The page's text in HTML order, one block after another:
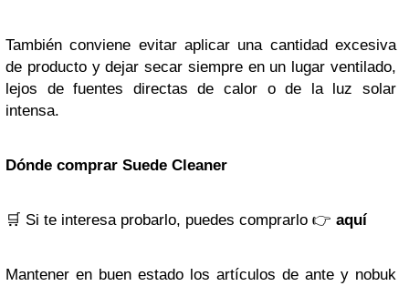
También conviene evitar aplicar una cantidad excesiva
de producto y dejar secar siempre en un lugar ventilado,
lejos de fuentes directas de calor o de la luz solar
intensa.
Dónde comprar Suede Cleaner
🛒 Si te interesa probarlo, puedes comprarlo 👉 aquí
Mantener en buen estado los artículos de ante y nobuk